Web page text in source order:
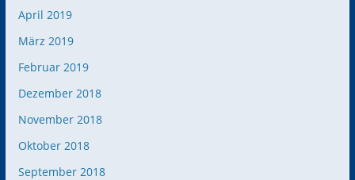
April 2019
März 2019
Februar 2019
Dezember 2018
November 2018
Oktober 2018
September 2018